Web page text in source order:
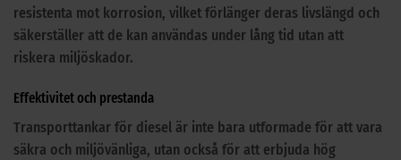
resistenta mot korrosion, vilket förlänger deras livslängd och
säkerställer att de kan användas under lång tid utan att
riskera miljöskador.
Effektivitet och prestanda
Transporttankar för diesel är inte bara utformade för att vara
säkra och miljövänliga, utan också för att erbjuda hög